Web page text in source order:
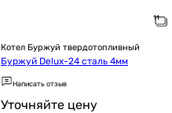
Котел Буржуй твердотопливный
Буржуй Delux-24 сталь 4мм
Написать отзыв
Уточняйте цену